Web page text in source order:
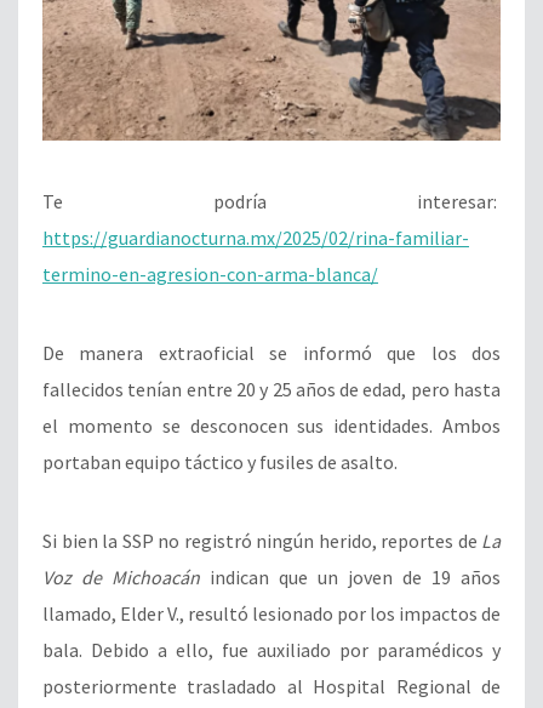
Te podría interesar:
https://guardianocturna.mx/2025/02/rina-familiar-
termino-en-agresion-con-arma-blanca/
De manera extraoficial se informó que los dos
fallecidos tenían entre 20 y 25 años de edad, pero hasta
el momento se desconocen sus identidades. Ambos
portaban equipo táctico y fusiles de asalto.
Si bien la SSP no registró ningún herido, reportes de La
Voz de Michoacán indican que un joven de 19 años
llamado, Elder V., resultó lesionado por los impactos de
bala. Debido a ello, fue auxiliado por paramédicos y
posteriormente trasladado al Hospital Regional de